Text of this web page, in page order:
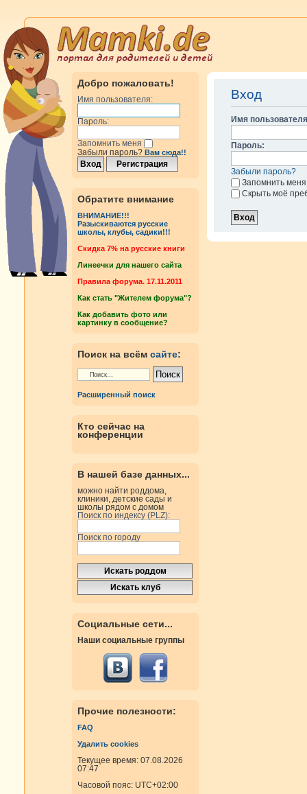
Добро пожаловать!
Имя пользователя:
Пароль:
Запомнить меня
Забыли пароль? Вам сюда!!
Обратите внимание
ВНИМАНИЕ!!!
Разыскиваются русские
школы, клубы, садики!!!
Cкидка 7% на русские книги
Линеечки для нашего сайта
Правила форума. 17.11.2011
Как стать "Жителем форума"?
Как добавить фото или
картинку в сообщение?
Поиск на всём сайте:
Расширенный поиск
Кто сейчас на
конференции
В нашей базе данных...
можно найти роддома,
клиники, детские сады и
школы рядом с домом
Поиск по индексу (PLZ):
Поиск по городу
Социальные сети...
Наши социальные группы
Прочие полезности:
FAQ
Удалить cookies
Текущее время: 07.08.2026
07:47
Часовой пояс: UTC+02:00
Вход
Имя
Пароль:
Забыли пароль?
Запомнить меня
Скрыть моё